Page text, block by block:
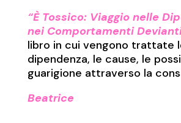
“È Tossico: Viaggio nelle
nei Comportamenti
libro in cui vengono trattate
dipendenza, le cause, le
guarigione attraverso la
Beatrice